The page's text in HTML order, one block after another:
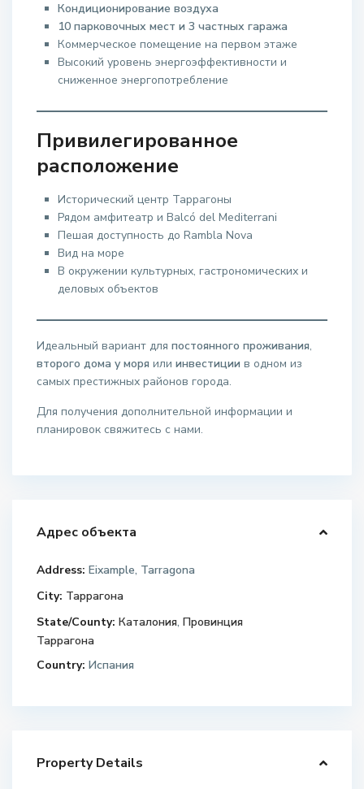
Кондиционирование воздуха
10 парковочных мест и 3 частных гаража
Коммерческое помещение на первом этаже
Высокий уровень энергоэффективности и
сниженное энергопотребление
Привилегированное
расположение
Исторический центр Таррагоны
Рядом амфитеатр и Balcó del Mediterrani
Пешая доступность до Rambla Nova
Вид на море
В окружении культурных, гастрономических и
деловых объектов
Идеальный вариант дляпостоянного проживания,
второго дома у моря илиинвестиции в одном из
самых престижных районов города.
Для получения дополнительной информации и
планировок свяжитесь с нами.
Адрес объекта
Address: Eixample, Tarragona
City: Таррагона
State/County: Каталония,Провинция
Таррагона
Country: Испания
Property Details